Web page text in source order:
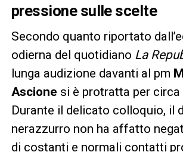
pressione sulle scelte
Secondo quanto riportato
odierna del quotidiano La
lunga audizione davanti al pm
Ascione si è protratta per circa
Durante il delicato colloquio, il
nerazzurro non ha affatto
di costanti e normali contatti